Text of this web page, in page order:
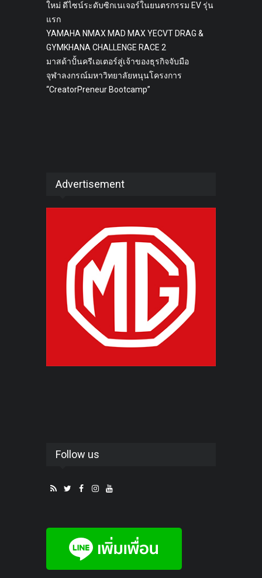
ใหม่ ดีไซน์ระดับซิกเนเจอร์ในยนตรกรรม EV รุ่น
แรก
YAMAHA NMAX MAD MAX YECVT DRAG &
GYMKHANA CHALLENGE RACE 2
มาสด้าปั้นครีเอเตอร์สู่เจ้าของธุรกิจจับมือ
จุฬาลงกรณ์มหาวิทยาลัยหนุนโครงการ
“CreatorPreneur Bootcamp”
Advertisement
Follow us